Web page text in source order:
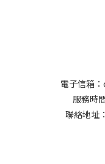
電子信箱
服務時
聯絡地址